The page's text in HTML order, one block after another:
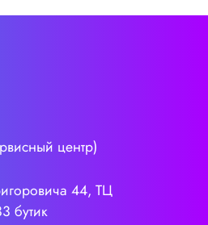
центр)
44, ТЦ
бутик